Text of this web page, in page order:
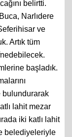
belirtti.
Narlıdere
ve
Artık tüm
başladık.
bulundurarak
lahit mezar
iki katlı lahit
belediyeleriyle